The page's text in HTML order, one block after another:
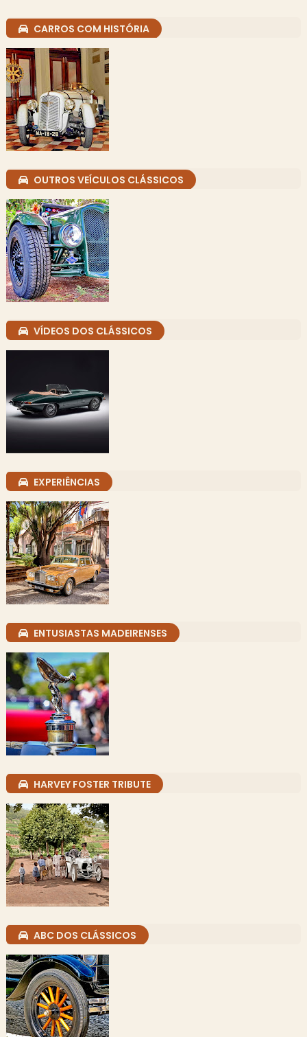
CARROS COM HISTÓRIA
OUTROS VEÍCULOS CLÁSSICOS
VÍDEOS DOS CLÁSSICOS
EXPERIÊNCIAS
ENTUSIASTAS MADEIRENSES
HARVEY FOSTER TRIBUTE
ABC DOS CLÁSSICOS